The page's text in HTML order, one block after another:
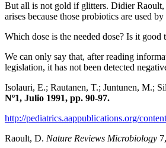
But all is not gold if glitters. Didier Raoult,
arises because those probiotics are used
Which dose is the needed dose? Is it
We can only say that, after reading
legislation, it has not been detected
Isolauri, E.; Rautanen, T.; Juntunen, M.;
Nº1, Julio 1991, pp. 90-97.
http://pediatrics.aappublications.org/
Raoult, D. Nature Reviews Microbiology 7,